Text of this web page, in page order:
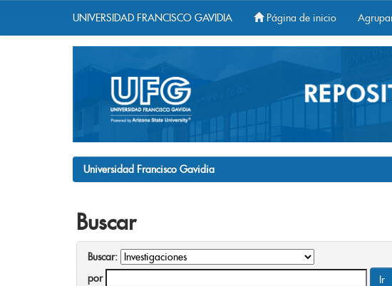
UNIVERSIDAD FRANCISCO GAVIDIA Página de inicio
Universidad Francisco Gavidia
Buscar
Buscar:
por